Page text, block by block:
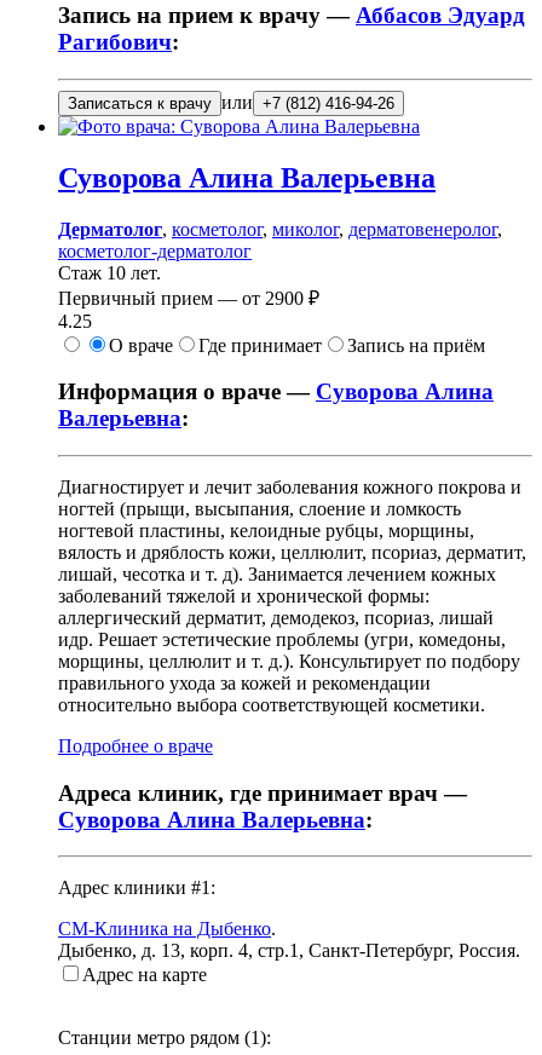
Запись на прием к врачу — Аббасов Эдуард
Рагибович:
Записаться к врачу или +7 (812) 416-94-26
Суворова Алина Валерьевна
Дерматолог, косметолог, миколог, дерматовенеролог,
косметолог-дерматолог
Стаж 10 лет.
Первичный прием — от 2900 ₽
4.25
О враче
Где принимает Запись на приём
Информация о враче — Суворова Алина
Валерьевна:
Диагностирует и лечит заболевания кожного покрова и
ногтей (прыщи, высыпания, слоение и ломкость
ногтевой пластины, келоидные рубцы, морщины,
вялость и дряблость кожи, целлюлит, псориаз, дерматит,
лишай, чесотка и т. д). Занимается лечением кожных
заболеваний тяжелой и хронической формы:
аллергический дерматит, демодекоз, псориаз, лишай
идр. Решает эстетические проблемы (угри, комедоны,
морщины, целлюлит и т. д.). Консультирует по подбору
правильного ухода за кожей и рекомендации
относительно выбора соответствующей косметики.
Подробнее о враче
Адреса клиник, где принимает врач —
Суворова Алина Валерьевна:
Адрес клиники #1:
СМ-Клиника на Дыбенко.
Дыбенко, д. 13, корп. 4, стр.1 , Санкт-Петербург, Россия.
Адрес на карте
Станции метро рядом (1):